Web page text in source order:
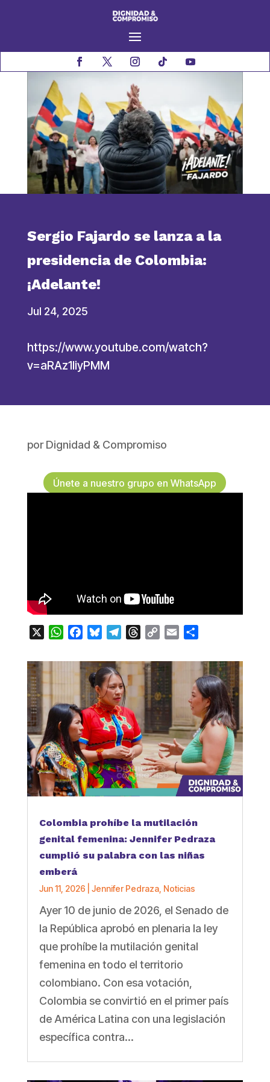
Sergio Fajardo se lanza a la
presidencia de Colombia:
¡Adelante!
Jul 24, 2025
https://www.youtube.com/watch?
v=aRAz1liyPMM
porDignidad & Compromiso
Únete a nuestro grupo en WhatsApp
WhatsApp
FacebookBlueskyTelegramThreads
Copy Email
Colombia prohíbe la mutilación
genital femenina: Jennifer Pedraza
cumplió su palabra con las niñas
emberá
Jun 11, 2026 Jennifer Pedraza, Noticias
Ayer 10 de junio de 2026, el Senado de
la República aprobó en plenaria la ley
que prohíbe la mutilación genital
femenina en todo el territorio
colombiano. Con esa votación,
Colombia se convirtió en el primer país
de América Latina con una legislación
específica contra...